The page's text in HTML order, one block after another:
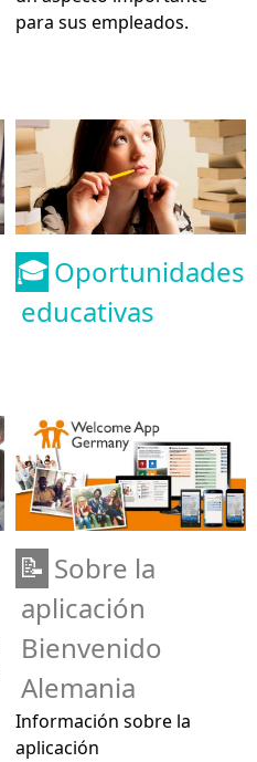
para sus empleados.
🎓 Oportunidades
educativas
📝 Sobre la
aplicación
Bienvenido
Alemania
Información sobre la
aplicación